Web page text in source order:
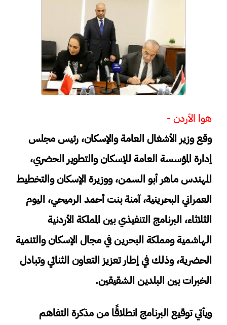
هوا الأردن -
وقع وزير الأشغال العامة والإسكان، رئيس مجلس
إدارة المؤسسة العامة للإسكان والتطوير الحضري،
المهندس ماهر أبو السمن، ووزيرة الإسكان والتخطيط
العمراني البحرينية، آمنة بنت أحمد الرميحي، اليوم
الثلاثاء، البرنامج التنفيذي بين المملكة الأردنية
الهاشمية ومملكة البحرين في مجال الإسكان والتنمية
الحضرية، وذلك في إطار تعزيز التعاون الثنائي وتبادل
الخبرات بين البلدين الشقيقين.
ويأتي توقيع البرنامج انطلاقًا من مذكرة التفاهم